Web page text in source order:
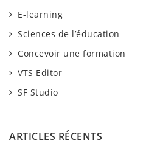
h E-learning
Sciences de l’éducation
Concevoir une formation
VTS Editor
SF Studio
ARTICLES RÉCENTS